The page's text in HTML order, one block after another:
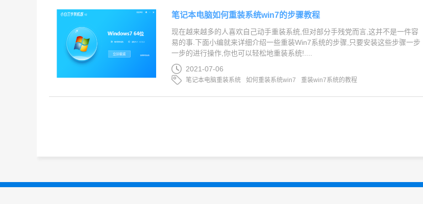
笔记本电脑如何重装系统win7的步骤教程
现在越来越多的人喜欢自己动手重装系统,但对部分手残党而言,这并不是一件容
易的事.下面小编就来详细介绍一些重装Win7系统的步骤,只要安装这些步骤一步
一步的进行操作,你也可以轻松地重装系统!....
2021-07-06
笔记本电脑重装系统 如何重装系统win7 重装win7系统的教程